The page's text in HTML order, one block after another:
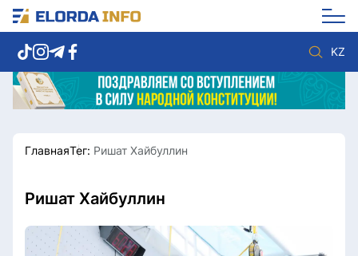
KZ
Новости столицы
Политика
Спорт
Культура
Видео
Мир
Послание
Служба Комплаенс
ГлавнаяТег: Ришат Хайбуллин
Ришат Хайбуллин